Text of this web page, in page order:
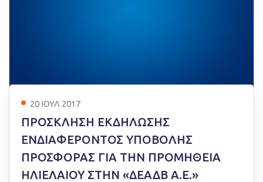
20 ΙΟΥΛ 2017
ΠΡΟΣΚΛΗΣΗ ΕΚΔΗΛΩΣΗΣ
ΕΝΔΙΑΦΕΡΟΝΤΟΣ ΥΠΟΒΟΛΗΣ
ΠΡΟΣΦΟΡΑΣ ΓΙΑ ΤΗΝ ΠΡΟΜΗΘΕΙΑ
ΗΛΙΕΛΑΙΟΥ ΣΤΗΝ «ΔΕΑΔΒ Α.Ε.»